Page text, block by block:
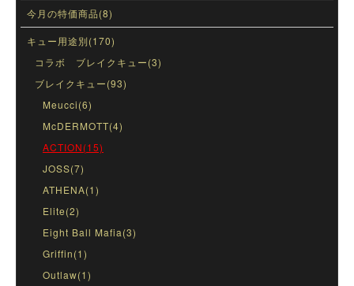
今月の特価商品(8)
キュー用途別(170)
コラボ ブレイクキュー(3)
ブレイクキュー(93)
Meucci(6)
McDERMOTT(4)
ACTION(15)
JOSS(7)
ATHENA(1)
Elite(2)
Eight Ball Mafia(3)
Griffin(1)
Outlaw(1)